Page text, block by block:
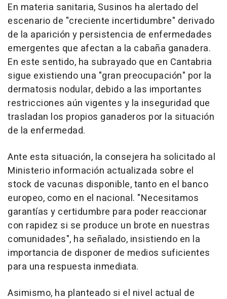
En materia sanitaria, Susinos ha alertado del
escenario de "creciente incertidumbre" derivado
de la aparición y persistencia de enfermedades
emergentes que afectan a la cabaña ganadera.
En este sentido, ha subrayado que en Cantabria
sigue existiendo una "gran preocupación" por la
dermatosis nodular, debido a las importantes
restricciones aún vigentes y la inseguridad que
trasladan los propios ganaderos por la situación
de la enfermedad.
Ante esta situación, la consejera ha solicitado al
Ministerio información actualizada sobre el
stock de vacunas disponible, tanto en el banco
europeo, como en el nacional. "Necesitamos
garantías y certidumbre para poder reaccionar
con rapidez si se produce un brote en nuestras
comunidades", ha señalado, insistiendo en la
importancia de disponer de medios suficientes
para una respuesta inmediata.
Asimismo, ha planteado si el nivel actual de